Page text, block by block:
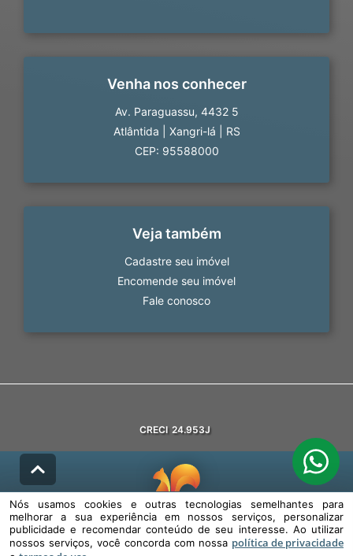
Venha nos conhecer
Av. Paraguassu, 4432 5
Atlântida
Xangri-lá
RS
CEP: 95588000
Veja também
Cadastre seu imóvel
Encomende seu imóvel
Fale conosco
CRECI 24.953J
© DESENVOLVIDO PELAAGIL.NET
Nós usamos cookies e outras tecnologias semelhantes para melhorar a
Nós usamos cookies e outras tecnologias semelhantes para
melhorar a sua experiência em nossos serviços, personalizar
publicidade e recomendar conteúdo de seu interesse. Ao utilizar
nossos serviços, você concorda com nossa política de privacidade